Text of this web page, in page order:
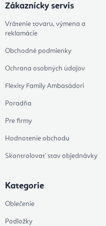
Zákaznícky servis
Vrátenie tovaru, výmena a
reklamácie
Obchodné podmienky
Ochrana osobných údajov
Flexity Family Ambasádori
Poradňa
Pre firmy
Hodnotenie obchodu
Skontrolovať stav objednávky
Kategorie
Oblečenie
Podložky